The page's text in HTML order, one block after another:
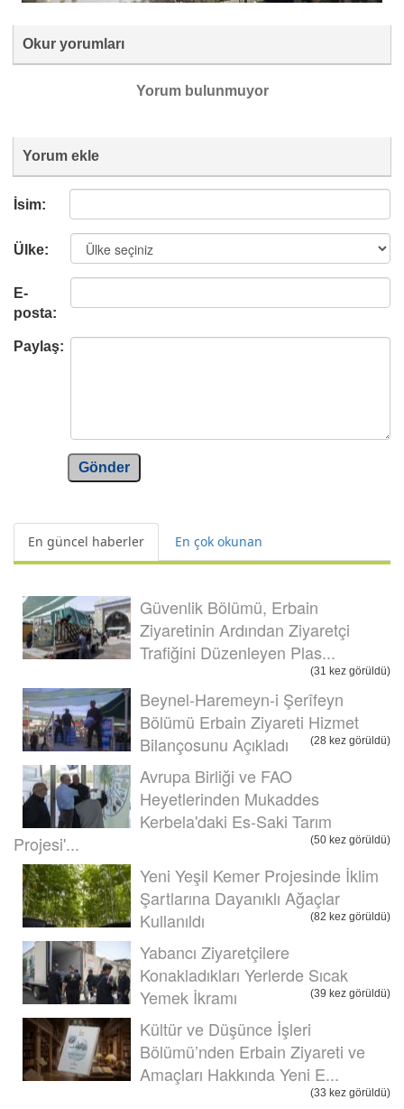
Okur yorumları
Yorum bulunmuyor
Yorum ekle
İsim:
Ülke:
E-
posta:
Paylaş:
Gönder
En güncel haberler En çok okunan
Güvenlik Bölümü, Erbain
Ziyaretinin Ardından Ziyaretçi
Trafiğini Düzenleyen Plas...
(31 kez görüldü)
Beynel-Haremeyn-i Şerîfeyn
Bölümü Erbain Ziyareti Hizmet
Bilançosunu Açıkladı
(28 kez görüldü)
Avrupa Birliği ve FAO
Heyetlerinden Mukaddes
Kerbela'daki Es-Saki Tarım
Projesi'...
(50 kez görüldü)
Yeni Yeşil Kemer Projesinde İklim
Şartlarına Dayanıklı Ağaçlar
Kullanıldı
(82 kez görüldü)
Yabancı Ziyaretçilere
Konakladıkları Yerlerde Sıcak
Yemek İkramı
(39 kez görüldü)
Kültür ve Düşünce İşleri
Bölümü’nden Erbain Ziyareti ve
Amaçları Hakkında Yeni E...
(33 kez görüldü)